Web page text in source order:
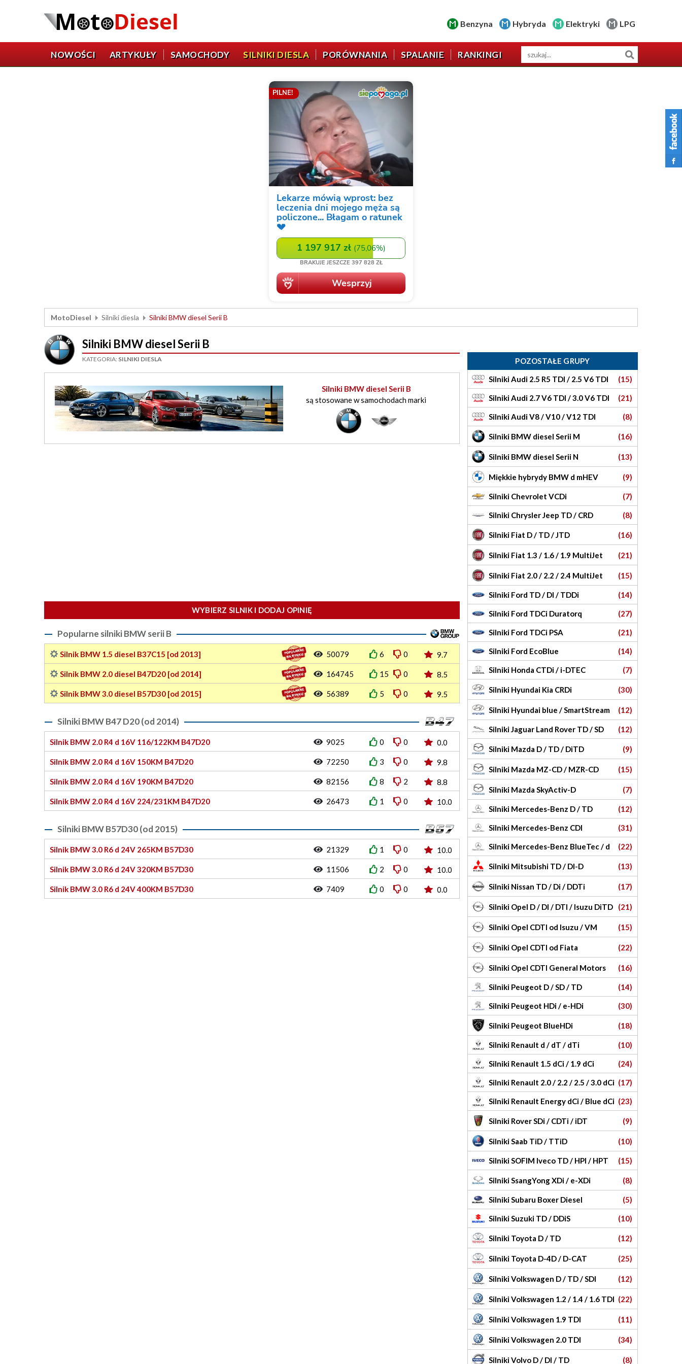
Benzyna Hybryda Elektryki LPG
NOWOŚCI ARTYKUŁY SAMOCHODY SILNIKI DIESLA PORÓWNANIA SPALANIE RANKINGI
MotoDiesel Silniki diesla Silniki BMW diesel Serii B
Silniki BMW diesel Serii B
KATEGORIA: SILNIKI DIESLA
Silniki BMW diesel Serii B
są stosowane w samochodach marki
WYBIERZ SILNIK I DODAJ OPINIĘ
Popularne silniki BMW serii B
Silnik BMW 1.5 diesel B37C15 [od 2013] 50079 6 0 9.7
Silnik BMW 2.0 diesel B47D20 [od 2014] 164745 15 0 8.5
Silnik BMW 3.0 diesel B57D30 [od 2015] 56389 5 0 9.5
Silniki BMW B47 D20 (od 2014)
Silnik BMW 2.0 R4 d 16V 116/122KM B47D20 9025 0 0 0.0
Silnik BMW 2.0 R4 d 16V 150KM B47D20 72250 3 0 9.8
Silnik BMW 2.0 R4 d 16V 190KM B47D20 82156 8 2 8.8
Silnik BMW 2.0 R4 d 16V 224/231KM B47D20 26473 1 0 10.0
Silniki BMW B57D30 (od 2015)
Silnik BMW 3.0 R6 d 24V 265KM B57D30 21329 1 0 10.0
Silnik BMW 3.0 R6 d 24V 320KM B57D30 11506 2 0 10.0
Silnik BMW 3.0 R6 d 24V 400KM B57D30 7409 0 0 0.0
POZOSTAŁE GRUPY
Silniki Audi 2.5 R5 TDI / 2.5 V6 TDI
(15)
Silniki Audi 2.7 V6 TDI / 3.0 V6 TDI (21)
Silniki Audi V8 / V10 / V12 TDI (8)
Silniki BMW diesel Serii M (16)
Silniki BMW diesel Serii N (13)
Miękkie hybrydy BMW d mHEV (9)
Silniki Chevrolet VCDi (7)
Silniki Chrysler Jeep TD / CRD (8)
Silniki Fiat D / TD / JTD (16)
Silniki Fiat 1.3 / 1.6 / 1.9 MultiJet (21)
Silniki Fiat 2.0 / 2.2 / 2.4 MultiJet (15)
Silniki Ford TD / DI / TDDi (14)
Silniki Ford TDCi Duratorq (27)
Silniki Ford TDCi PSA (21)
Silniki Ford EcoBlue (14)
Silniki Honda CTDi / i-DTEC (7)
Silniki Hyundai Kia CRDi (30)
Silniki Hyundai blue / SmartStream (12)
Silniki Jaguar Land Rover TD / SD (12)
Silniki Mazda D / TD / DiTD (9)
Silniki Mazda MZ-CD / MZR-CD (15)
Silniki Mazda SkyActiv-D (7)
Silniki Mercedes-Benz D / TD (12)
Silniki Mercedes-Benz CDI (31)
Silniki Mercedes-Benz BlueTec / d (22)
Silniki Mitsubishi TD / DI-D (13)
Silniki Nissan TD / Di / DDTi (17)
Silniki Opel D / DI / DTI / Isuzu DiTD (21)
Silniki Opel CDTI od Isuzu / VM (15)
Silniki Opel CDTI od Fiata (22)
Silniki Opel CDTI General Motors (16)
Silniki Peugeot D / SD / TD (14)
Silniki Peugeot HDi / e-HDi (30)
Silniki Peugeot BlueHDi (18)
Silniki Renault d / dT / dTi (10)
Silniki Renault 1.5 dCi / 1.9 dCi (24)
Silniki Renault 2.0 / 2.2 / 2.5 / 3.0 dCi (17)
Silniki Renault Energy dCi / Blue dCi (23)
Silniki Rover SDi / CDTi / iDT (9)
Silniki Saab TiD / TTiD (10)
Silniki SOFIM Iveco TD / HPI / HPT (15)
Silniki SsangYong XDi / e-XDi (8)
Silniki Subaru Boxer Diesel (5)
Silniki Suzuki TD / DDiS (10)
Silniki Toyota D / TD (12)
Silniki Toyota D-4D / D-CAT (25)
Silniki Volkswagen D / TD / SDI (12)
Silniki Volkswagen 1.2 / 1.4 / 1.6 TDI (22)
Silniki Volkswagen 1.9 TDI (11)
Silniki Volkswagen 2.0 TDI (34)
Silniki Volvo D / DI / TD (8)